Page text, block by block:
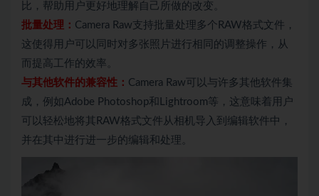
比，帮助用户更好地理解自己所做的改变。
批量处理： Camera Raw支持批量处理多个RAW格式文件，
这使得用户可以同时对多张照片进行相同的调整操作，从
而提高工作的效率。
与其他软件的兼容性： Camera Raw可以与许多其他软件集
成，例如Adobe Photoshop和Lightroom等，这意味着用户
可以轻松地将其RAW格式文件从相机导入到编辑软件中，
并在其中进行进一步的编辑和处理。